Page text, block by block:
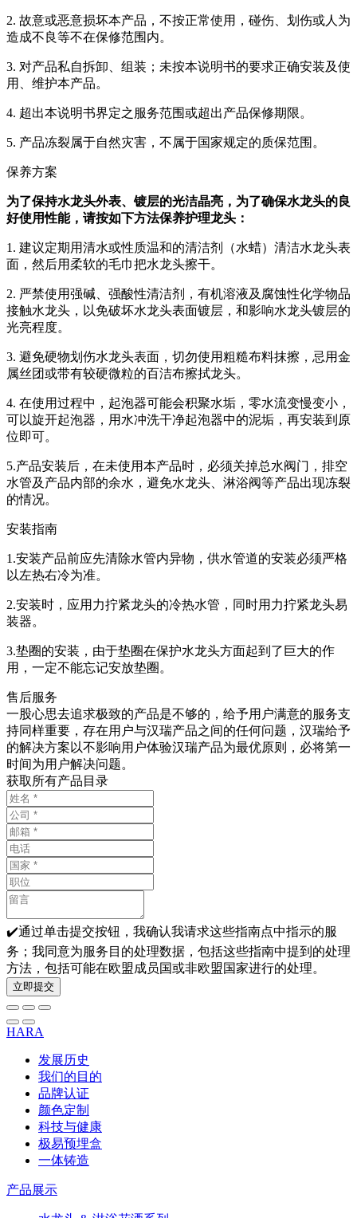
2. 故意或恶意损坏本产品，不按正常使用，碰伤、划伤或人为
造成不良等不在保修范围内。
3. 对产品私自拆卸、组装；未按本说明书的要求正确安装及使
用、维护本产品。
4. 超出本说明书界定之服务范围或超出产品保修期限。
5. 产品冻裂属于自然灾害，不属于国家规定的质保范围。
保养方案
为了保持水龙头外表、镀层的光洁晶亮，为了确保水龙头的良
好使用性能，请按如下方法保养护理龙头：
1. 建议定期用清水或性质温和的清洁剂（水蜡）清洁水龙头表
面，然后用柔软的毛巾把水龙头擦干。
2. 严禁使用强碱、强酸性清洁剂，有机溶液及腐蚀性化学物品
接触水龙头，以免破坏水龙头表面镀层，和影响水龙头镀层的
光亮程度。
3. 避免硬物划伤水龙头表面，切勿使用粗糙布料抹擦，忌用金
属丝团或带有较硬微粒的百洁布擦拭龙头。
4. 在使用过程中，起泡器可能会积聚水垢，零水流变慢变小，
可以旋开起泡器，用水冲洗干净起泡器中的泥垢，再安装到原
位即可。
5.产品安装后，在未使用本产品时，必须关掉总水阀门，排空
水管及产品内部的余水，避免水龙头、淋浴阀等产品出现冻裂
的情况。
安装指南
1.安装产品前应先清除水管内异物，供水管道的安装必须严格
以左热右冷为准。
2.安装时，应用力拧紧龙头的冷热水管，同时用力拧紧龙头易
装器。
3.垫圈的安装，由于垫圈在保护水龙头方面起到了巨大的作
用，一定不能忘记安放垫圈。
售后服务
一股心思去追求极致的产品是不够的，给予用户满意的服务支
持同样重要，存在用户与汉瑞产品之间的任何问题，汉瑞给予
的解决方案以不影响用户体验汉瑞产品为最优原则，必将第一
时间为用户解决问题。
获取所有产品目录
✔️通过单击提交按钮，我确认我请求这些指南点中指示的服
务；我同意为服务目的处理数据，包括这些指南中提到的处理
方法，包括可能在欧盟成员国或非欧盟国家进行的处理。
立即提交
HARA
发展历史
我们的目的
品牌认证
颜色定制
科技与健康
极易预埋盒
一体铸造
产品展示